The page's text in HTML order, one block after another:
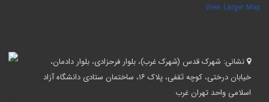
View Larger
نشانی:شهرک قدس (شهرک غرب)، بلوار فرحزادی، بلوار دادمان،
خیابان درختی، کوچه ثقفی، پلاک ۱۶، ساختمان ستادی دانشگاه آزاد
اسلامی واحد تهران غرب